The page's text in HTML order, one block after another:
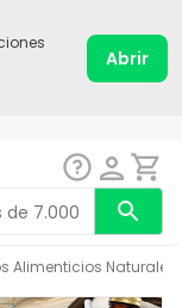
Abrir
Alimenticios Naturales